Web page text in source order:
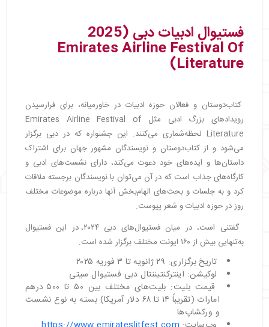
فستیوال ادبیات دبی (2025
Emirates Airline Festival Of
Literature)
کتاب‌دوستان و فعالان حوزه ادبیات در خاورمیانه، برای فرارسیدن
رویدادهای بزرگ ادبی مثل Emirates Airline Festival of
Literature لحظه‌شماری می‌کنند. این جشنواره که در دبی برگزار
می‌شود و از کتاب‌دوستان و نویسندگان مشهور جهان برای اشتراک
داستان‌ها و ایده‌های خود دعوت می‌کند، دارای نشست‌های ادبی و
کارگاه‌های جذاب است که در آن می‌توان با نویسندگان برجسته ملاقات
کرد و به جلسات و بحث‌های الهام‌بخش آنها درباره موضوعات مختلف
روز در حوزه ادبیات و شعر پیوست.
گفتنی است، در میان فستیوال‌های دبی ۲۰۲۴، در این فستیوال
به‌تنهایی بیش از ۱۶۰ ایونت مختلف برگزار شده است.
تاریخ برگزاری: ۲۹ ژانویه تا ۳ فوریه ۲۰۲۵
لوکیشن: اینترکنتیننتال دبی فستیوال سیتی
قیمت بلیت: بلیت‌های مختلف بین ۵۰ تا ۵۰۰ درهم
امارات (تقریباً ۱۴ تا ۶۸ دلار آمریکا) بسته به نوع نشست
و ورکشاپ‌ها